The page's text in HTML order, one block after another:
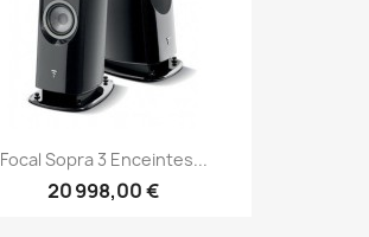
Focal Sopra 3 Enceintes...
20 998,00 €